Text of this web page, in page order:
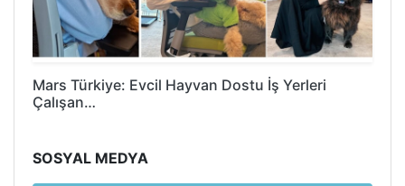
Mars Türkiye: Evcil Hayvan Dostu İş Yerleri
Çalışan…
SOSYAL MEDYA